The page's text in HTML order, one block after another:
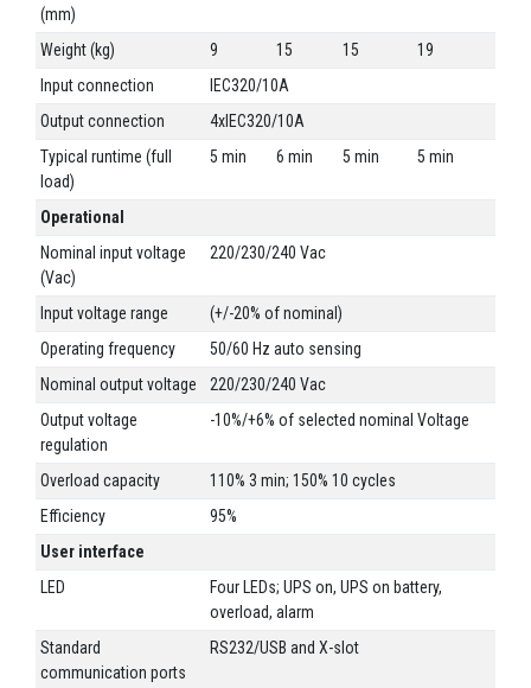
(mm)
Weight (kg) 9 15 15
19
Input connection
IEC320/10A
Output connection
4xIEC320/10A
Typical runtime (full
load)
5 min 6 min 5 min 5 min
Operational
Nominal input voltage
(Vac)
220/230/240 Vac
Input voltage range
(+/-20% of nominal)
Operating frequency
50/60 Hz auto sensing
Nominal output voltage
220/230/240 Vac
Output voltage
regulation
-10%/+6% of selected nominal Voltage
Overload capacity
110% 3 min; 150% 10 cycles
Efficiency
95%
User interface
LED
Four LEDs; UPS on, UPS on battery,
overload, alarm
Standard
communication ports
RS232/USB and X-slot